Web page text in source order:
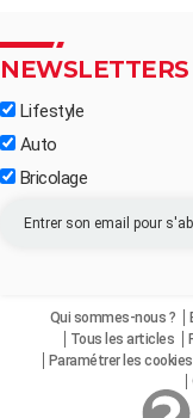
NEWSLETTERS
Lifestyle
Auto
Bricolage
Qui sommes-nous ?
Tous les articles
Paramétrer les cookies